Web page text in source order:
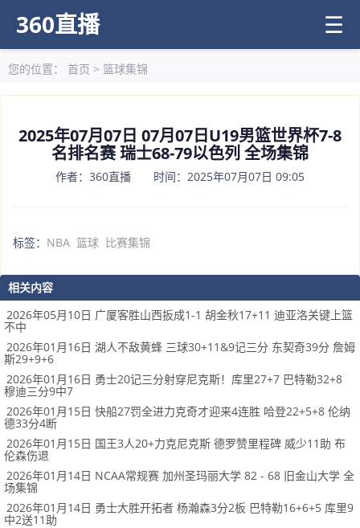
360直播 ☰
您的位置： 首页 > 篮球集锦
2025年07月07日 07月07日U19男篮世界杯7-8
名排名赛 瑞士68-79以色列 全场集锦
作者：360直播 时间：2025年07月07日 09:05
标签： NBA 篮球 比赛集锦
相关内容
2026年05月10日 广厦客胜山西扳成1-1 胡金秋17+11 迪亚洛关键上篮
不中
2026年01月16日 湖人不敌黄蜂 三球30+11&9记三分 东契奇39分 詹姆
斯29+9+6
2026年01月16日 勇士20记三分射穿尼克斯！库里27+7 巴特勒32+8
穆迪三分9中7
2026年01月15日 快船27罚全进力克奇才迎来4连胜 哈登22+5+8 伦纳
德33分4断
2026年01月15日 国王3人20+力克尼克斯 德罗赞里程碑 威少11助 布
伦森伤退
2026年01月14日 NCAA常规赛 加州圣玛丽大学 82 - 68 旧金山大学 全
场集锦
2026年01月14日 勇士大胜开拓者 杨瀚森3分2板 巴特勒16+6+5 库里9
中2送11助